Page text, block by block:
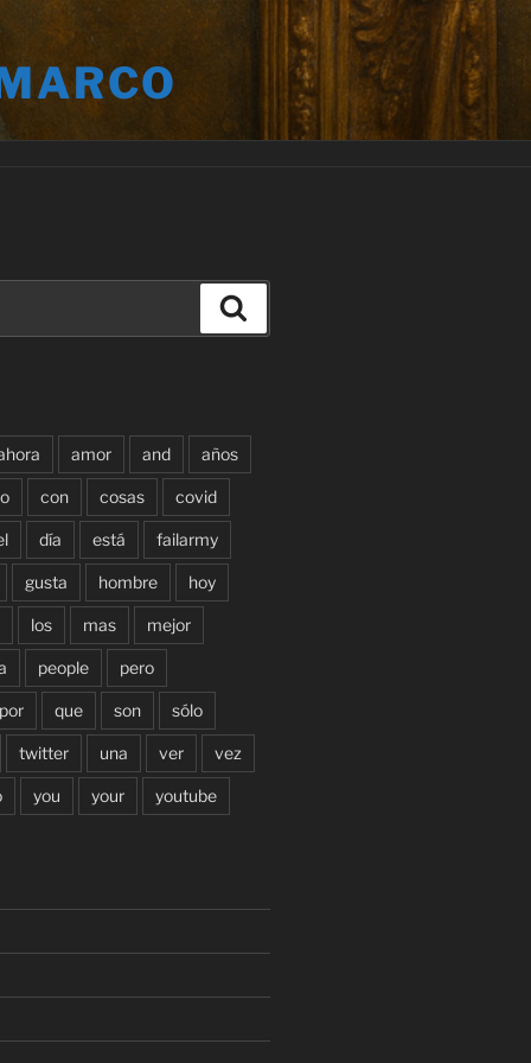
amor and años
con cosas covid
día está failarmy
gusta hombre hoy
los mas mejor
people pero
por que son sólo
twitter una ver vez
you your youtube